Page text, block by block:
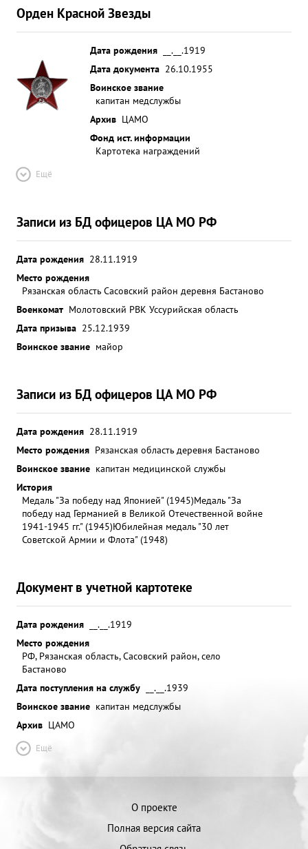
Орден Красной Звезды
Дата рождения
__.__.1919
Дата документа 26.10.1955
Воинское звание
капитан медслужбы
Архив ЦАМО
Фонд ист. информации
Картотека награждений
Ещё
Записи из БД офицеров ЦА МО РФ
Дата рождения 28.11.1919
Место рождения
Рязанская область Сасовский район деревня Бастаново
Военкомат Молотовский РВК Уссурийская область
Дата призыва 25.12.1939
Воинское звание майор
Записи из БД офицеров ЦА МО РФ
Дата рождения 28.11.1919
Место рождения Рязанская область деревня Бастаново
Воинское звание капитан медицинской службы
История
Медаль "За победу над Японией" (1945)Медаль "За
победу над Германией в Великой Отечественной войне
1941-1945 гг." (1945)Юбилейная медаль "30 лет
Советской Армии и Флота" (1948)
Документ в учетной картотеке
Дата рождения
__.__.1919
Место рождения
РФ, Рязанская область, Сасовский район, село
Бастаново
Дата поступления на службу
__.__.1939
Воинское звание капитан медслужбы
Архив ЦАМО
Ещё
О проекте
Полная версия сайта